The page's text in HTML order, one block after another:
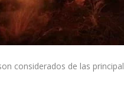
considerados de las